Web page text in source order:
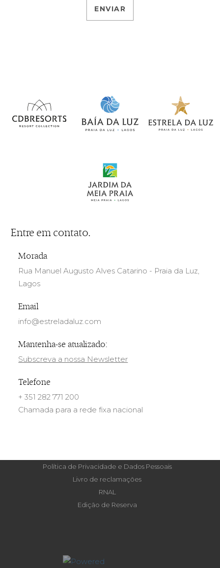
Entre em contato.
Morada
Rua Manuel Augusto Alves Catarino - Praia da Luz,
Lagos
Email
info@estreladaluz.com
Mantenha-se atualizado:
Subscreva a nossa Newsletter
Telefone
+ 351 282 771 200
Chamada para a rede fixa nacional
Política de Privacidade e Dados Pessoais
Livro de reclamações
RNAL
Edição de Reserva